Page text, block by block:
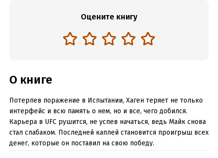
Оцените книгу
О книге
Потерпев поражение в Испытании, Хаген теряет не только
интерфейс и всю память о нем, но и все, чего добился.
Карьера в UFC рушится, не успев начаться, ведь Майк снова
стал слабаком. Последней каплей становится проигрыш всех
денег, которые он поставил на свою победу.